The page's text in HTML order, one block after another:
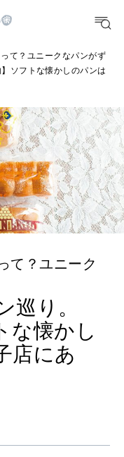
セージ
なた
て？ユニークなパンがず
ソフトな懐かしのパンは
て？ユニーク
巡り。
な懐かし
店にあ